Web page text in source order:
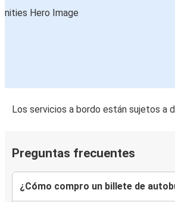
Los servicios a bordo están sujetos a
Preguntas frecuentes
¿Cómo compro un billete de